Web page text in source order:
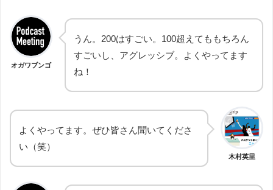
オガワブンゴ
うん。200はすごい。100超えてももちろん
すごいし、アグレッシブ。よくやってます
ね！
木村英里
よくやってます。ぜひ皆さん聞いてくださ
い（笑）